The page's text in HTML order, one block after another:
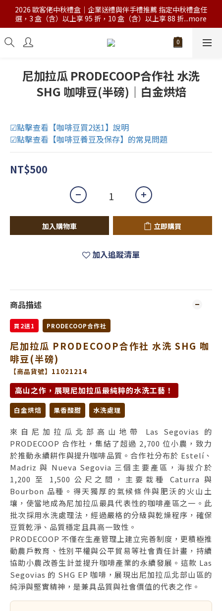
2026 歐客佬中秋禮盒｜企業送禮與伴手禮推薦 指定中秋禮盒任
選，3 盒（含）以上享 95 折，10 盒（含）以上享 88 折...more
尼加拉瓜 PRODECOOP合作社 水洗
SHG 咖啡豆(半磅)｜白金烘焙
☑點擊查看【咖啡豆買2送1】說明
☑點擊查看【咖啡豆養豆及保存】的常見問題
NT$500
加入購物車 立即購買
加入追蹤清單
商品描述
買2送1 PRODECOOP合作社
尼加拉瓜 PRODECOOP合作社 水洗 SHG 咖
啡豆(半磅)
【商品貨號】11021214
高山之作，展現尼加拉瓜最純粹的水洗工藝！
白金烘焙 果香酸甜 水洗處理
來自尼加拉瓜北部高山地帶 Las Segovias 的
PRODECOOP 合作社，集結了超過 2,700 位小農，致力
於推動永續耕作與提升咖啡品質。合作社分布於 Estelí、
Madriz 與 Nueva Segovia 三個主要產區，海拔介於
1,200 至 1,500 公尺之間，主要栽種 Caturra 與
Bourbon 品種。得天獨厚的氣候條件與肥沃的火山土
壤，使當地成為尼加拉瓜最具代表性的咖啡產區之一。此
批次採用水洗處理法，經過嚴格的分級與乾燥程序，確保
豆質乾淨、品質穩定且具高一致性。
PRODECOOP 不僅在生產管理上建立完善制度，更積極推
動農戶教育、性別平權與公平貿易等社會責任計畫，持續
協助小農改善生計並提升咖啡產業的永續發展。這款 Las
Segovias 的 SHG EP 咖啡，展現出尼加拉瓜北部山區的
純淨與堅實精神，是兼具品質與社會價值的代表之作。